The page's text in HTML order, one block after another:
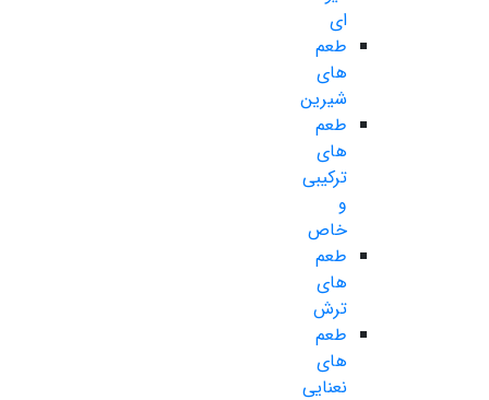
ای
طعم
های
شیرین
طعم
های
ترکیبی
و
خاص
طعم
های
ترش
طعم
های
نعنایی